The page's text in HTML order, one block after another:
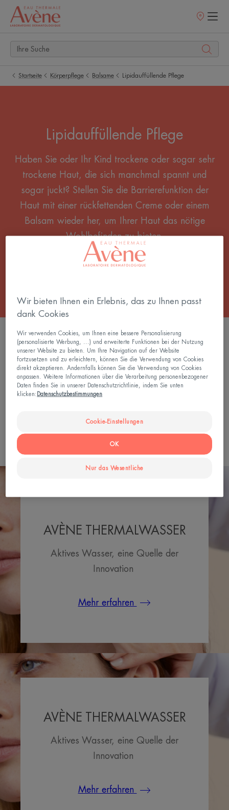
Startseite Körperpflege Balsame Lipidauffüllende Pflege
Lipidauffüllende Pflege
Haben Sie oder Ihr Kind trockene oder sogar sehr
trockene Haut, die sich manchmal spannt und
sogar juckt? Stellen Sie die Barrierefunktion der
Haut mit einer rückfettenden Creme oder einem
Balsam wieder her, um Ihrer Haut das nötige
Wohlbefinden zu bieten.
Die gesamte Balsame
0 Ergebnis "Lipidauffüllende Pflege"
Suche nach Thema, Sortiment oder Produkttyp
SUCHEN
AVÈNE THERMALWASSER
Aktives Wasser, eine Quelle der
Innovation
Mehr erfahren
AVÈNE THERMALWASSER
Aktives Wasser, eine Quelle der
Innovation
Mehr erfahren
Wir bieten Ihnen ein Erlebnis, das zu Ihnen passt
dank Cookies
Wir verwenden Cookies, um Ihnen eine bessere Personalisierung
(personalisierte Werbung, ...) und erweiterte Funktionen bei der Nutzung
unserer Website zu bieten. Um Ihre Navigation auf der Website
fortzusetzen und zu erleichtern, können Sie die Verwendung von Cookies
direkt akzeptieren. Andernfalls können Sie die Verwendung von Cookies
anpassen. Weitere Informationen über die Verarbeitung personenbezogener
Daten finden Sie in unserer Datenschutzrichtlinie, indem Sie unten
klicken: Datenschutzbestimmungen
Cookie-Einstellungen
Nur das Wesentliche
OK